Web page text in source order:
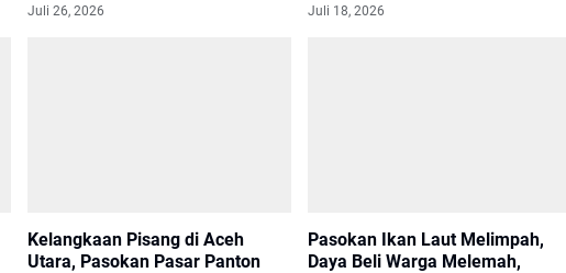
Juli 26, 2026 Juli 18, 2026
Kelangkaan Pisang di Aceh
Utara, Pasokan Pasar Panton
Pasokan Ikan Laut Melimpah,
Daya Beli Warga Melemah,